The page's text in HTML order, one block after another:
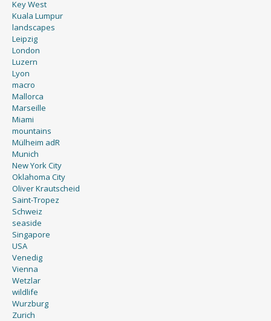
Key West
Kuala Lumpur
landscapes
Leipzig
London
Luzern
Lyon
macro
Mallorca
Marseille
Miami
mountains
Mülheim adR
Munich
New York City
Oklahoma City
Oliver Krautscheid
Saint-Tropez
Schweiz
seaside
Singapore
USA
Venedig
Vienna
Wetzlar
wildlife
Wurzburg
Zurich